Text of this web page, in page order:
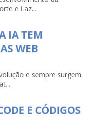
e Laz...
IA TEM
WEB
e sempre surgem
E CÓDIGOS